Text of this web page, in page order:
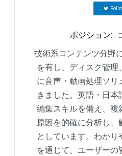
ポジション:
技術系コンテンツ分野
を有し、ディスク管
に音声・動画処理ソリ
きました。英語・日
編集スキルを備え、複
原因を的確に分析し
としています。わか
を通じて、ユーザー